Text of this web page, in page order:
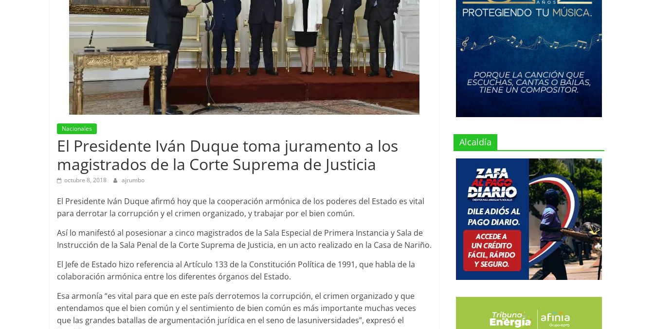
Nacionales
El Presidente Iván Duque toma juramento a los
magistrados de la Corte Suprema de Justicia
octubre 8, 2018 ajrumbo
El Presidente Iván Duque afirmó hoy que la cooperación armónica de los poderes del Estado es vital
para derrotar la corrupción y el crimen organizado, y trabajar por el bien común.
Así lo manifestó al posesionar a cinco magistrados de la Sala Especial de Primera Instancia y Sala de
Instrucción de la Sala Penal de la Corte Suprema de Justicia, en un acto realizado en la Casa de Nariño.
El Jefe de Estado hizo referencia al Artículo 133 de la Constitución Política de 1991, que habla de la
colaboración armónica entre los diferentes órganos del Estado.
Esa armonía “es vital para que en este país derrotemos la corrupción, el crimen organizado y que
entendamos que el bien común y el sentimiento de bien común es más importante muchas veces
que las grandes batallas de argumentación jurídica en el seno de lasuniversidades”, expresó el
Alcaldía